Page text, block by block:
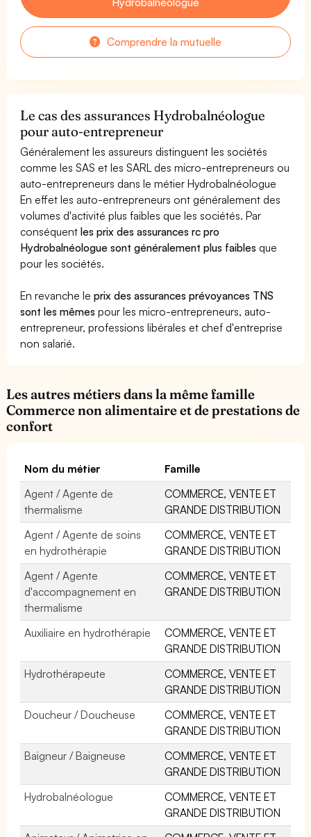
Comprendre la mutuelle
Le cas des assurances Hydrobalnéologue
pour auto-entrepreneur
Généralement les assureurs distinguent les sociétés
comme les SAS et les SARL des micro-entrepreneurs ou
auto-entrepreneurs dans le métier Hydrobalnéologue
En effet les auto-entrepreneurs ont généralement des
volumes d'activité plus faibles que les sociétés. Par
conséquentles prix des assurances rc pro
Hydrobalnéologue sont généralement plus faibles que
pour les sociétés.
En revanche leprix des assurances prévoyances TNS
sont les mêmes pour les micro-entrepreneurs, auto-
entrepreneur, professions libérales et chef d'entreprise
non salarié.
Les autres métiers dans la même famille
Commerce non alimentaire et de prestations de
confort
Nom du métier
Famille
Agent / Agente de
thermalisme
COMMERCE, VENTE ET
GRANDE DISTRIBUTION
Agent / Agente de soins
en hydrothérapie
COMMERCE, VENTE ET
GRANDE DISTRIBUTION
Agent / Agente
d'accompagnement en
thermalisme
COMMERCE, VENTE ET
GRANDE DISTRIBUTION
Auxiliaire en hydrothérapie
COMMERCE, VENTE ET
GRANDE DISTRIBUTION
Hydrothérapeute
COMMERCE, VENTE ET
GRANDE DISTRIBUTION
Doucheur / Doucheuse
COMMERCE, VENTE ET
GRANDE DISTRIBUTION
Baigneur / Baigneuse
COMMERCE, VENTE ET
GRANDE DISTRIBUTION
Hydrobalnéologue
COMMERCE, VENTE ET
GRANDE DISTRIBUTION